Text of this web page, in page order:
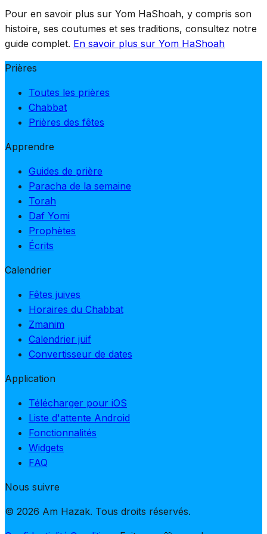
Pour en savoir plus sur Yom HaShoah, y compris son
histoire, ses coutumes et ses traditions, consultez notre
guide complet. En savoir plus sur Yom HaShoah
Prières
Toutes les prières
Chabbat
Prières des fêtes
Apprendre
Guides de prière
Paracha de la semaine
Torah
Daf Yomi
Prophètes
Écrits
Calendrier
Fêtes juives
Horaires du Chabbat
Zmanim
Calendrier juif
Convertisseur de dates
Application
Télécharger pour iOS
Liste d'attente Android
Fonctionnalités
Widgets
FAQ
Nous suivre
© 2026 Am Hazak. Tous droits réservés.